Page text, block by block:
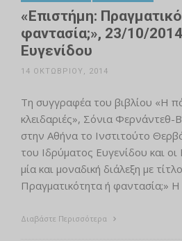
«Επιστήμη:
φαντασία;», 23/10/
Ευγενίδου
14 ΟΚΤΩΒΡΊΟΥ, 2014
Τη συγγραφέα του βιβλίου «Η
κλειδαριές», Σόνια Φερνάντεθ-
στην Αθήνα το Ινστιτούτο
του Ιδρύματος Ευγενίδου και
μία και μοναδική διάλεξη με
Πραγματικότητα ή φαντασία;»
Διαβάστε Περισσότερα